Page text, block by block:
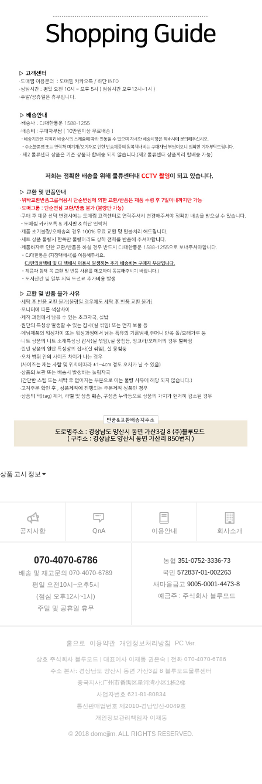
상품 고시 정보
공지사항 QnA 이용안내 회사소개
070-4070-6786
배송 및 재고문의 070-4070-6789
평일 오전10시~오후5시
(점심 오후12시~1시)
주말 및 공휴일 휴무
농협 351-0752-3336-73
국민 572837-01-002263
새마을금고 9005-0001-4473-8
예금주 : 주식회사 블루모드
홈으로 이용약관 개인정보처리방침 PC Ver.
상호 주식회사 블루모드 | 대표이사 이재동 권은숙 | 전화 070-4070-6786
주소 본사: 경상남도 양산시 동면 가산3길 8 블루모드물류센터
중국지사:广州市番禺区星河湾小区1栋2梯
사업자번호 621-81-80834
통신판매업번호 제2010-경남양산-0049호
개인정보관리책임자 이재동
© 2018 domejjim. ALL RIGHTS RESERVED.